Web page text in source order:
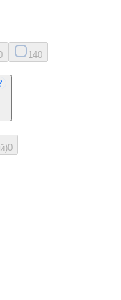
140
0